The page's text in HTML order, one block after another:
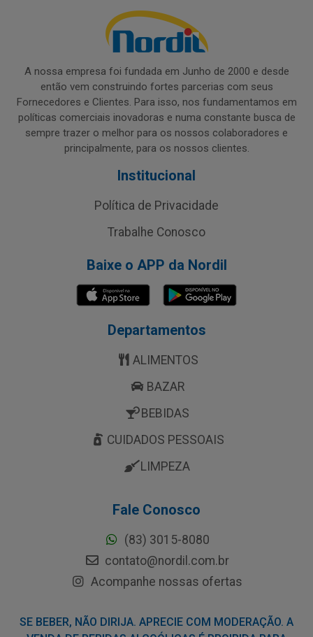
A nossa empresa foi fundada em Junho de 2000 e desde
então vem construindo fortes parcerias com seus
Fornecedores e Clientes. Para isso, nos fundamentamos em
políticas comerciais inovadoras e numa constante busca de
sempre trazer o melhor para os nossos colaboradores e
principalmente, para os nossos clientes.
Institucional
Política de Privacidade
Trabalhe Conosco
Baixe o APP da Nordil
Departamentos
ALIMENTOS
BAZAR
BEBIDAS
CUIDADOS PESSOAIS
LIMPEZA
Fale Conosco
(83) 3015-8080
contato@nordil.com.br
Acompanhe nossas ofertas
SE BEBER, NÃO DIRIJA. APRECIE COM MODERAÇÃO. A